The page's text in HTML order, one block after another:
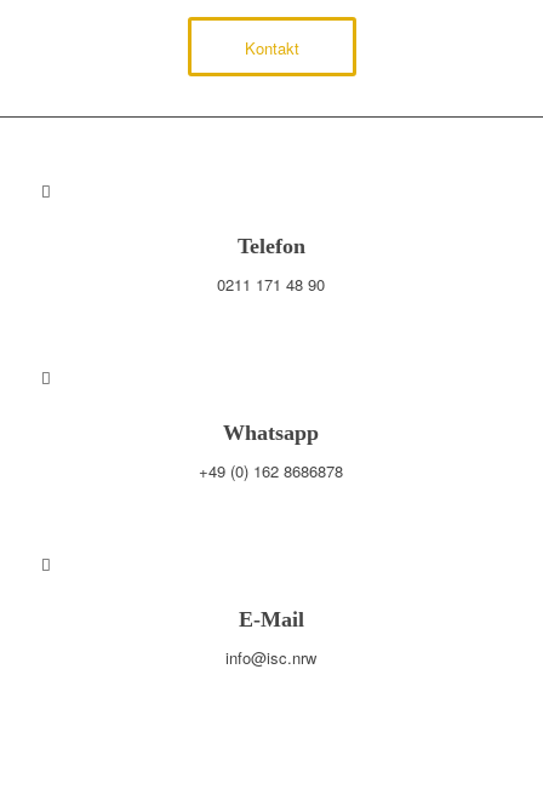
Kontakt
Telefon
0211 171 48 90
Whatsapp
+49 (0) 162 8686878
E-Mail
info@isc.nrw